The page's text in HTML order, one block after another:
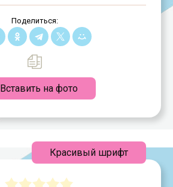
Поделиться:
Вставить на фото
Красивый шрифт